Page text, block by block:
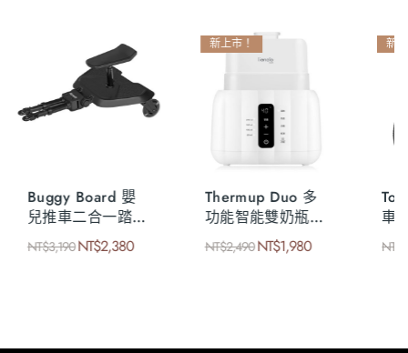
Thermal Cover 通
用型汽車安全座椅
隔熱防塵套
NT$690NT$
Sett 車內嬰兒後視
觀察鏡
NT$980NT$